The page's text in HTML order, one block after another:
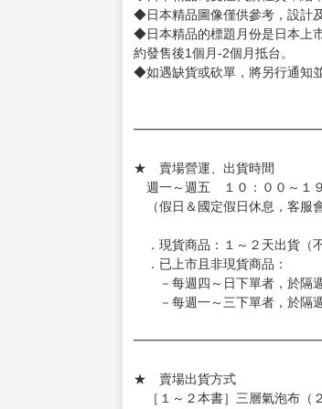
◆逾期未取且訂單取消後三個工
◆書籍贈品&上市日、依出版社
有時會上市前更改贈品內容或延
◆網路購物取貨後開箱時建議全
訂金金額將退回至買動漫錢包。
◆日本精品為受注代購性質，結
◆日本精品圖像僅供參考，設計
約發售後1個月-2個月抵台。
◆如遇缺貨或砍單，將另行通知
週一～週五 １０：００～１９
（假日＆國定假日休息，客服